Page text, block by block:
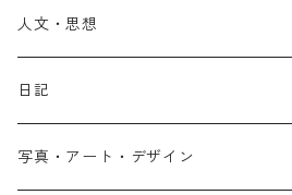
人文・思想
日記
写真・アート・デザイン